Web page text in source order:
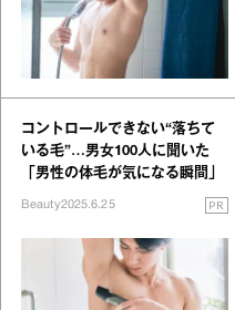
コントロールできない“落ちて
いる毛”…男女100人に聞いた
「男性の体毛が気になる瞬間」
Beauty2025.6.25 PR